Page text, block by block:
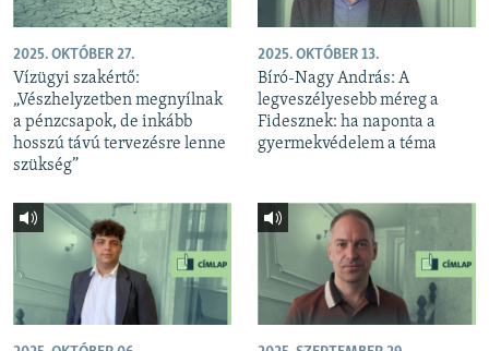
2025. OKTÓBER 27.
Vízügyi szakértő:
„Vészhelyzetben megnyílnak
a pénzcsapok, de inkább
hosszú távú tervezésre lenne
szükség”
2025. OKTÓBER 13.
Bíró-Nagy András: A
legveszélyesebb méreg a
Fidesznek: ha naponta a
gyermekvédelem a téma